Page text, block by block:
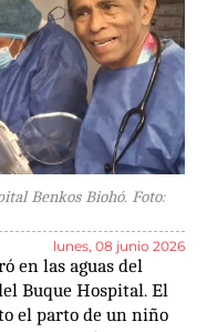
Benkos Biohó. Foto:
lunes, 08 junio 2026
en las aguas del
Buque Hospital. El
el parto de un niño